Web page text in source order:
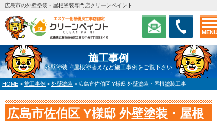
MENU
広島市の外壁塗装・屋根塗装専門店クリーンペイント
施工事例
外壁塗装・屋根塗替えなど施工事例をご覧下さい
HOME > 施工事例 > 外壁塗装 > 広島市佐伯区 Y様邸 外壁塗装・屋根塗装工事
広島市佐伯区 Y様邸 外壁塗装・屋根